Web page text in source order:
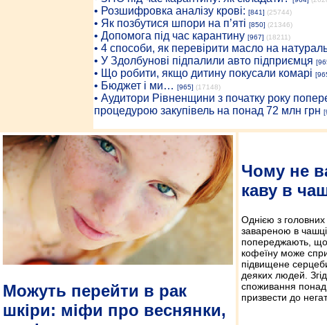
• Розшифровка аналізу крові: [841] (25744)
• Як позбутися шпори на п’яті [850] (21346)
• Допомога під час карантину [967] (18211)
• 4 способи, як перевірити масло на
• У Здолбунові підпалили авто підприємця
• Що робити, якщо дитину покусали комарі
• Бюджет і ми… [965] (17148)
• Аудитори Рівненщини з початку року
процедурою закупівель на понад 72 млн грн
Можуть перейти в рак
шкіри: міфи про веснянки,
Чому не
каву в
Однією з головних
завареною в
попереджають, що
кофеїну може
підвищене
деяких людей.
споживання
призвести до